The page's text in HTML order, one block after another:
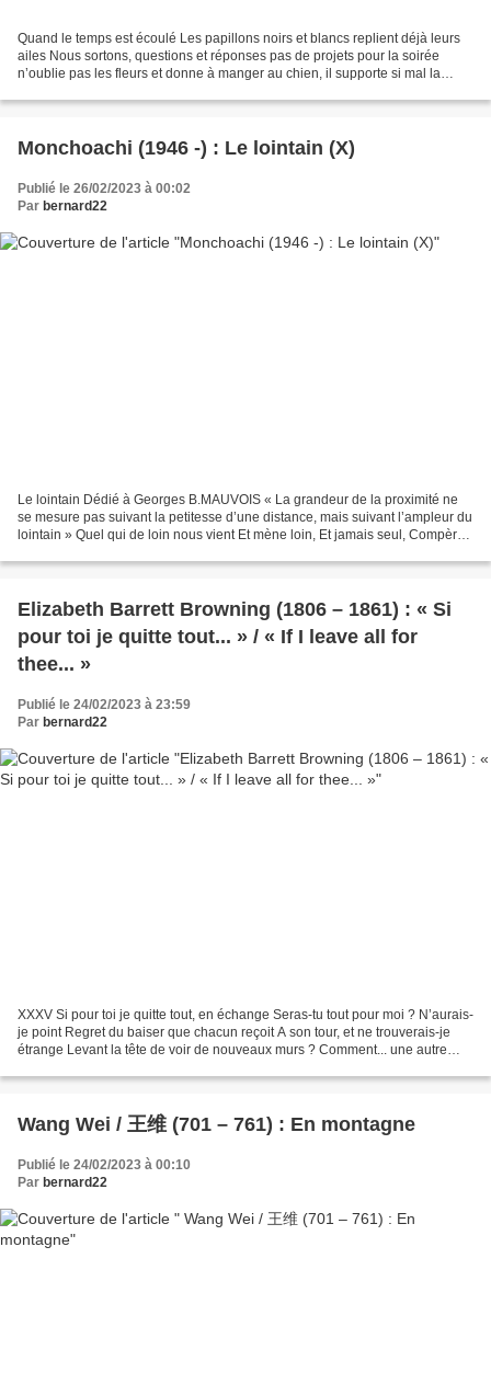
Quand le temps est écoulé Les papillons noirs et blancs replient déjà leurs
ailes Nous sortons, questions et réponses pas de projets pour la soirée
n’oublie pas les fleurs et donne à manger au chien, il supporte si mal la
Monchoachi (1946 -) : Le lointain (X)
Publié le 26/02/2023 à 00:02
Par bernard22
Le lointain Dédié à Georges B.MAUVOIS « La grandeur de la proximité ne
se mesure pas suivant la petitesse d’une distance, mais suivant l’ampleur du
lointain » Quel qui de loin nous vient Et mène loin, Et jamais seul, Compère
Elizabeth Barrett Browning (1806 – 1861) : « Si
pour toi je quitte tout... » / « If I leave all for
thee... »
Publié le 24/02/2023 à 23:59
Par bernard22
XXXV Si pour toi je quitte tout, en échange Seras-tu tout pour moi ? N’aurais-
je point Regret du baiser que chacun reçoit A son tour, et ne trouverais-je
étrange Levant la tête de voir de nouveaux murs ? Comment... une autre
Wang Wei / 王维 (701 – 761) : En montagne
Publié le 24/02/2023 à 00:10
Par bernard22